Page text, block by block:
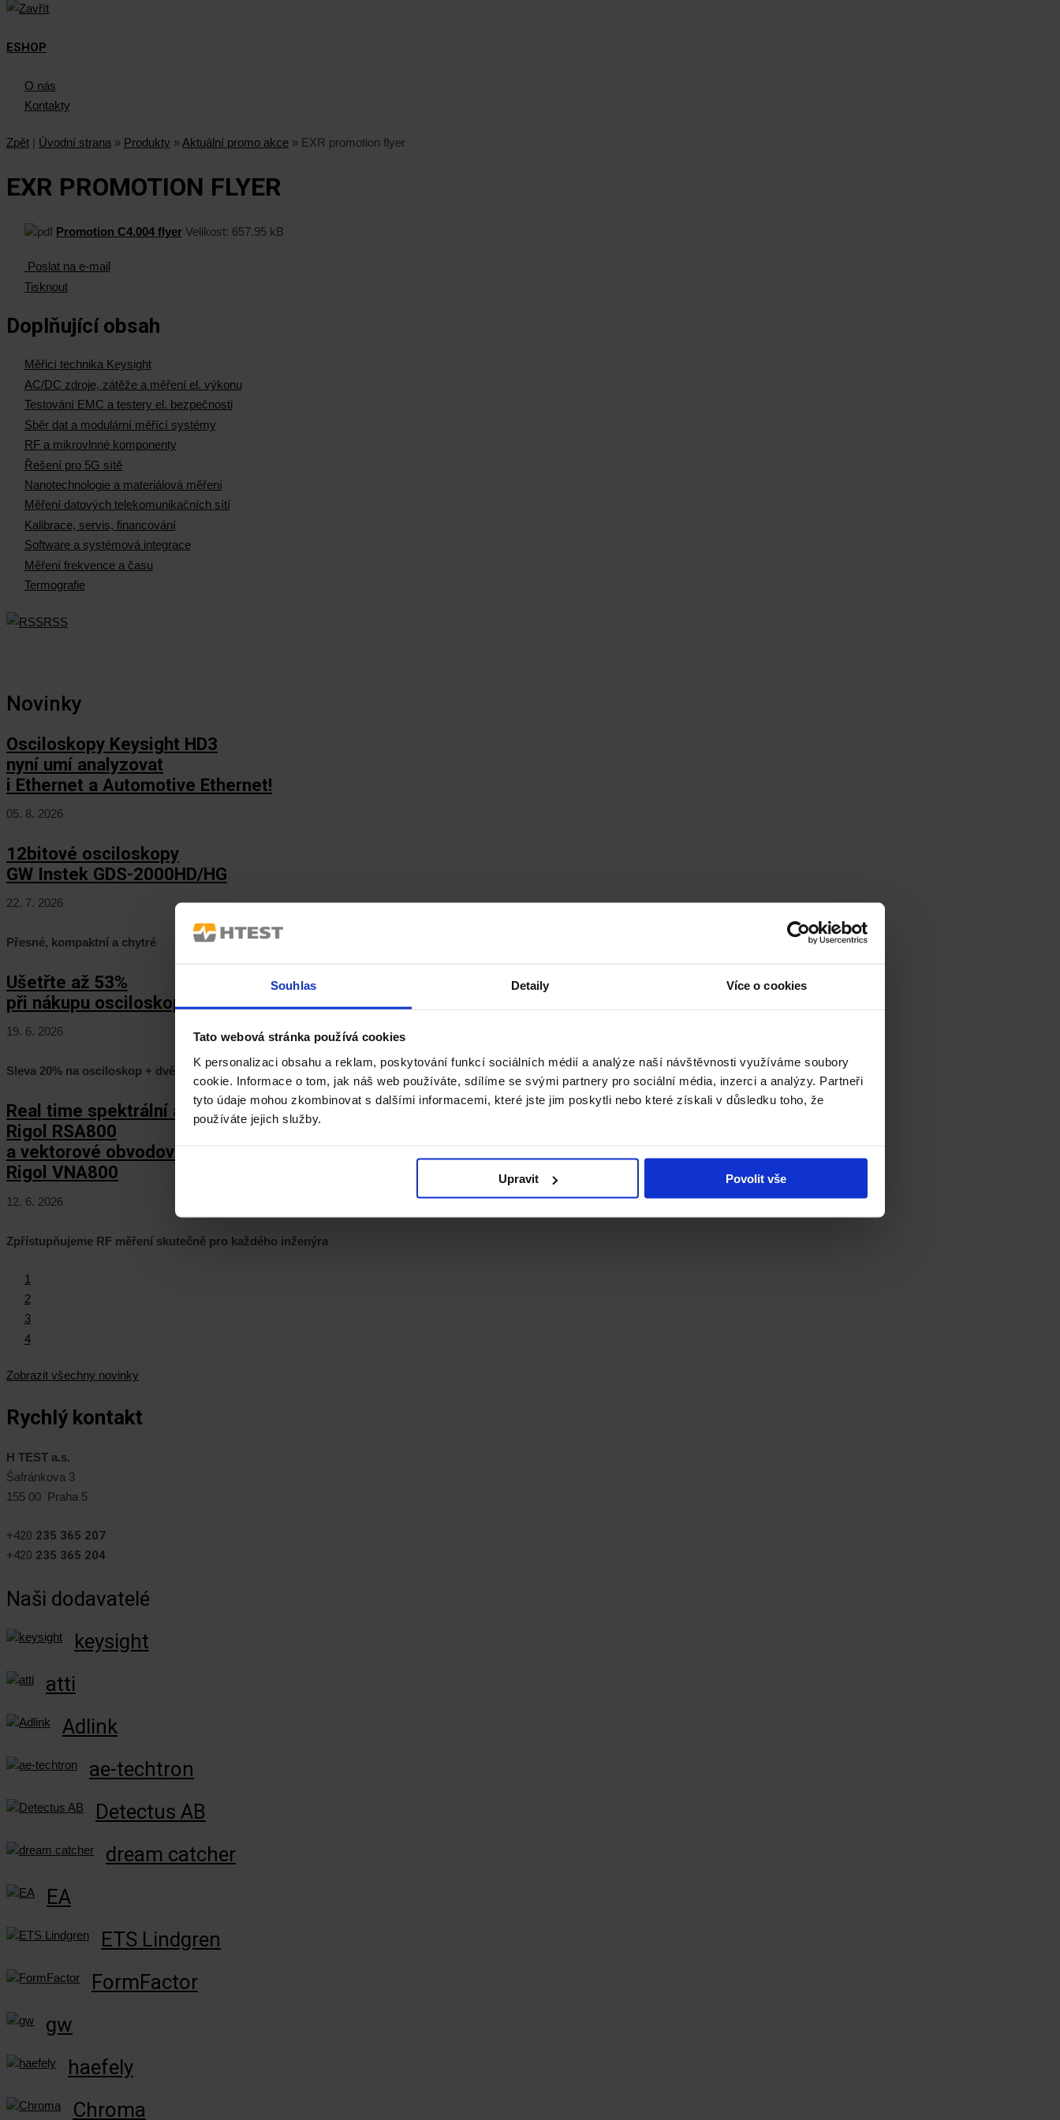
Souhlas Detaily Více o cookies
Tato webová stránka používá cookies
K personalizaci obsahu a reklam, poskytování funkcí sociálních médií a analýze naší návštěvnosti využíváme soubory
cookie. Informace o tom, jak náš web používáte, sdílíme se svými partnery pro sociální média, inzerci a analýzy. Partneři
tyto údaje mohou zkombinovat s dalšími informacemi, které jste jim poskytli nebo které získali v důsledku toho, že
používáte jejich služby.
Upravit Povolit vše
ESHOP
O nás
Kontakty
Zpět | Úvodní strana » Produkty »Aktuální promo akce » EXR promotion flyer
EXR PROMOTION FLYER
Promotion C4.004 flyer Velikost: 657.95 kB
Poslat na e-mail
Tisknout
Doplňující obsah
Měřicí technika Keysight
AC/DC zdroje, zátěže a měření el. výkonu
Testování EMC a testery el. bezpečnosti
Sběr dat a modulární měřící systémy
RF a mikrovlnné komponenty
Řešení pro 5G sítě
Nanotechnologie a materiálová měření
Měření datových telekomunikačních sítí
Kalibrace, servis, financování
Software a systémová integrace
Měření frekvence a času
Termografie
RSS
Novinky
Osciloskopy Keysight HD3
nyní umí analyzovat
i Ethernet a Automotive Ethernet!
05. 8. 2026
12bitové osciloskopy
GW Instek GDS-2000HD/HG
22. 7. 2026
Přesné, kompaktní a chytré
Ušetřte až 53%
při nákupu osciloskopů Keysight HD3!
19. 6. 2026
Sleva 20% na osciloskop + dvě rozšíření zcela ZDARMA
Real time spektrální analyzátory
Rigol RSA800
a vektorové obvodové analyzátory
Rigol VNA800
12. 6. 2026
Zpřístupňujeme RF měření skutečně pro každého inženýra
1
2
3
4
Zobrazit všechny novinky
Rychlý kontakt
H TEST a.s.
Šafránkova 3
155 00 Praha 5
+420 235 365 207
+420 235 365 204
Naši dodavatelé
keysight
atti
Adlink
ae-techtron
Detectus AB
dream catcher
EA
ETS Lindgren
FormFactor
gw
haefely
Chroma